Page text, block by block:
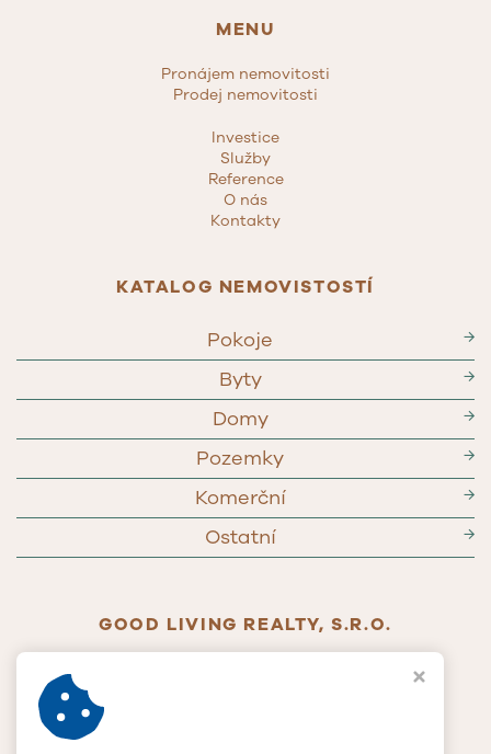
MENU
Pronájem nemovitosti
Prodej nemovitosti
Investice
Služby
Reference
O nás
Kontakty
KATALOG NEMOVISTOSTÍ
Pokoje →
Byty →
Domy →
Pozemky →
Komerční →
Ostatní →
GOOD LIVING REALTY, S.R.O.